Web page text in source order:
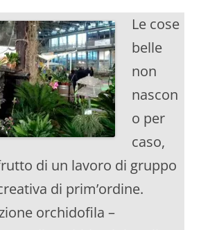
Le cose
belle
non
nascon
o per
caso,
di un lavoro di gruppo
di prim’ordine.
orchidofila –